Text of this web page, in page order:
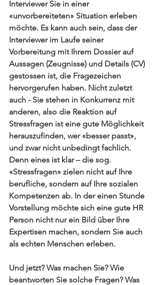
Interviewer Sie in einer
«unvorbereiteten» Situation erleben
möchte. Es kann auch sein, dass der
Interviewer im Laufe seiner
Vorbereitung mit Ihrem Dossier auf
Aussagen (Zeugnisse) und Details (CV)
gestossen ist, die Fragezeichen
hervorgerufen haben. Nicht zuletzt
auch - Sie stehen in Konkurrenz mit
anderen, also die Reaktion auf
Stressfragen ist eine gute Möglichkeit
herauszufinden, wer «besser passt»,
und zwar nicht unbedingt fachlich.
Denn eines ist klar – die sog.
«Stressfragen» zielen nicht auf Ihre
berufliche, sondern auf Ihre sozialen
Kompetenzen ab. In der einen Stunde
Vorstellung möchte sich eine gute HR
Person nicht nur ein Bild über Ihre
Expertisen machen, sondern Sie auch
als echten Menschen erleben.
Und jetzt? Was machen Sie? Wie
beantworten Sie solche Fragen? Was